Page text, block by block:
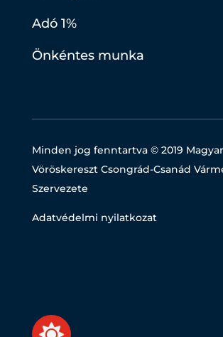
Adó 1%
Önkéntes munka
Minden jog fenntartva © 2019 Magyar
Vöröskereszt Csongrád-Csanád
Szervezete
Adatvédelmi nyilatkozat